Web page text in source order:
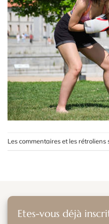
Les commentaires et les
Etes-vous déjà